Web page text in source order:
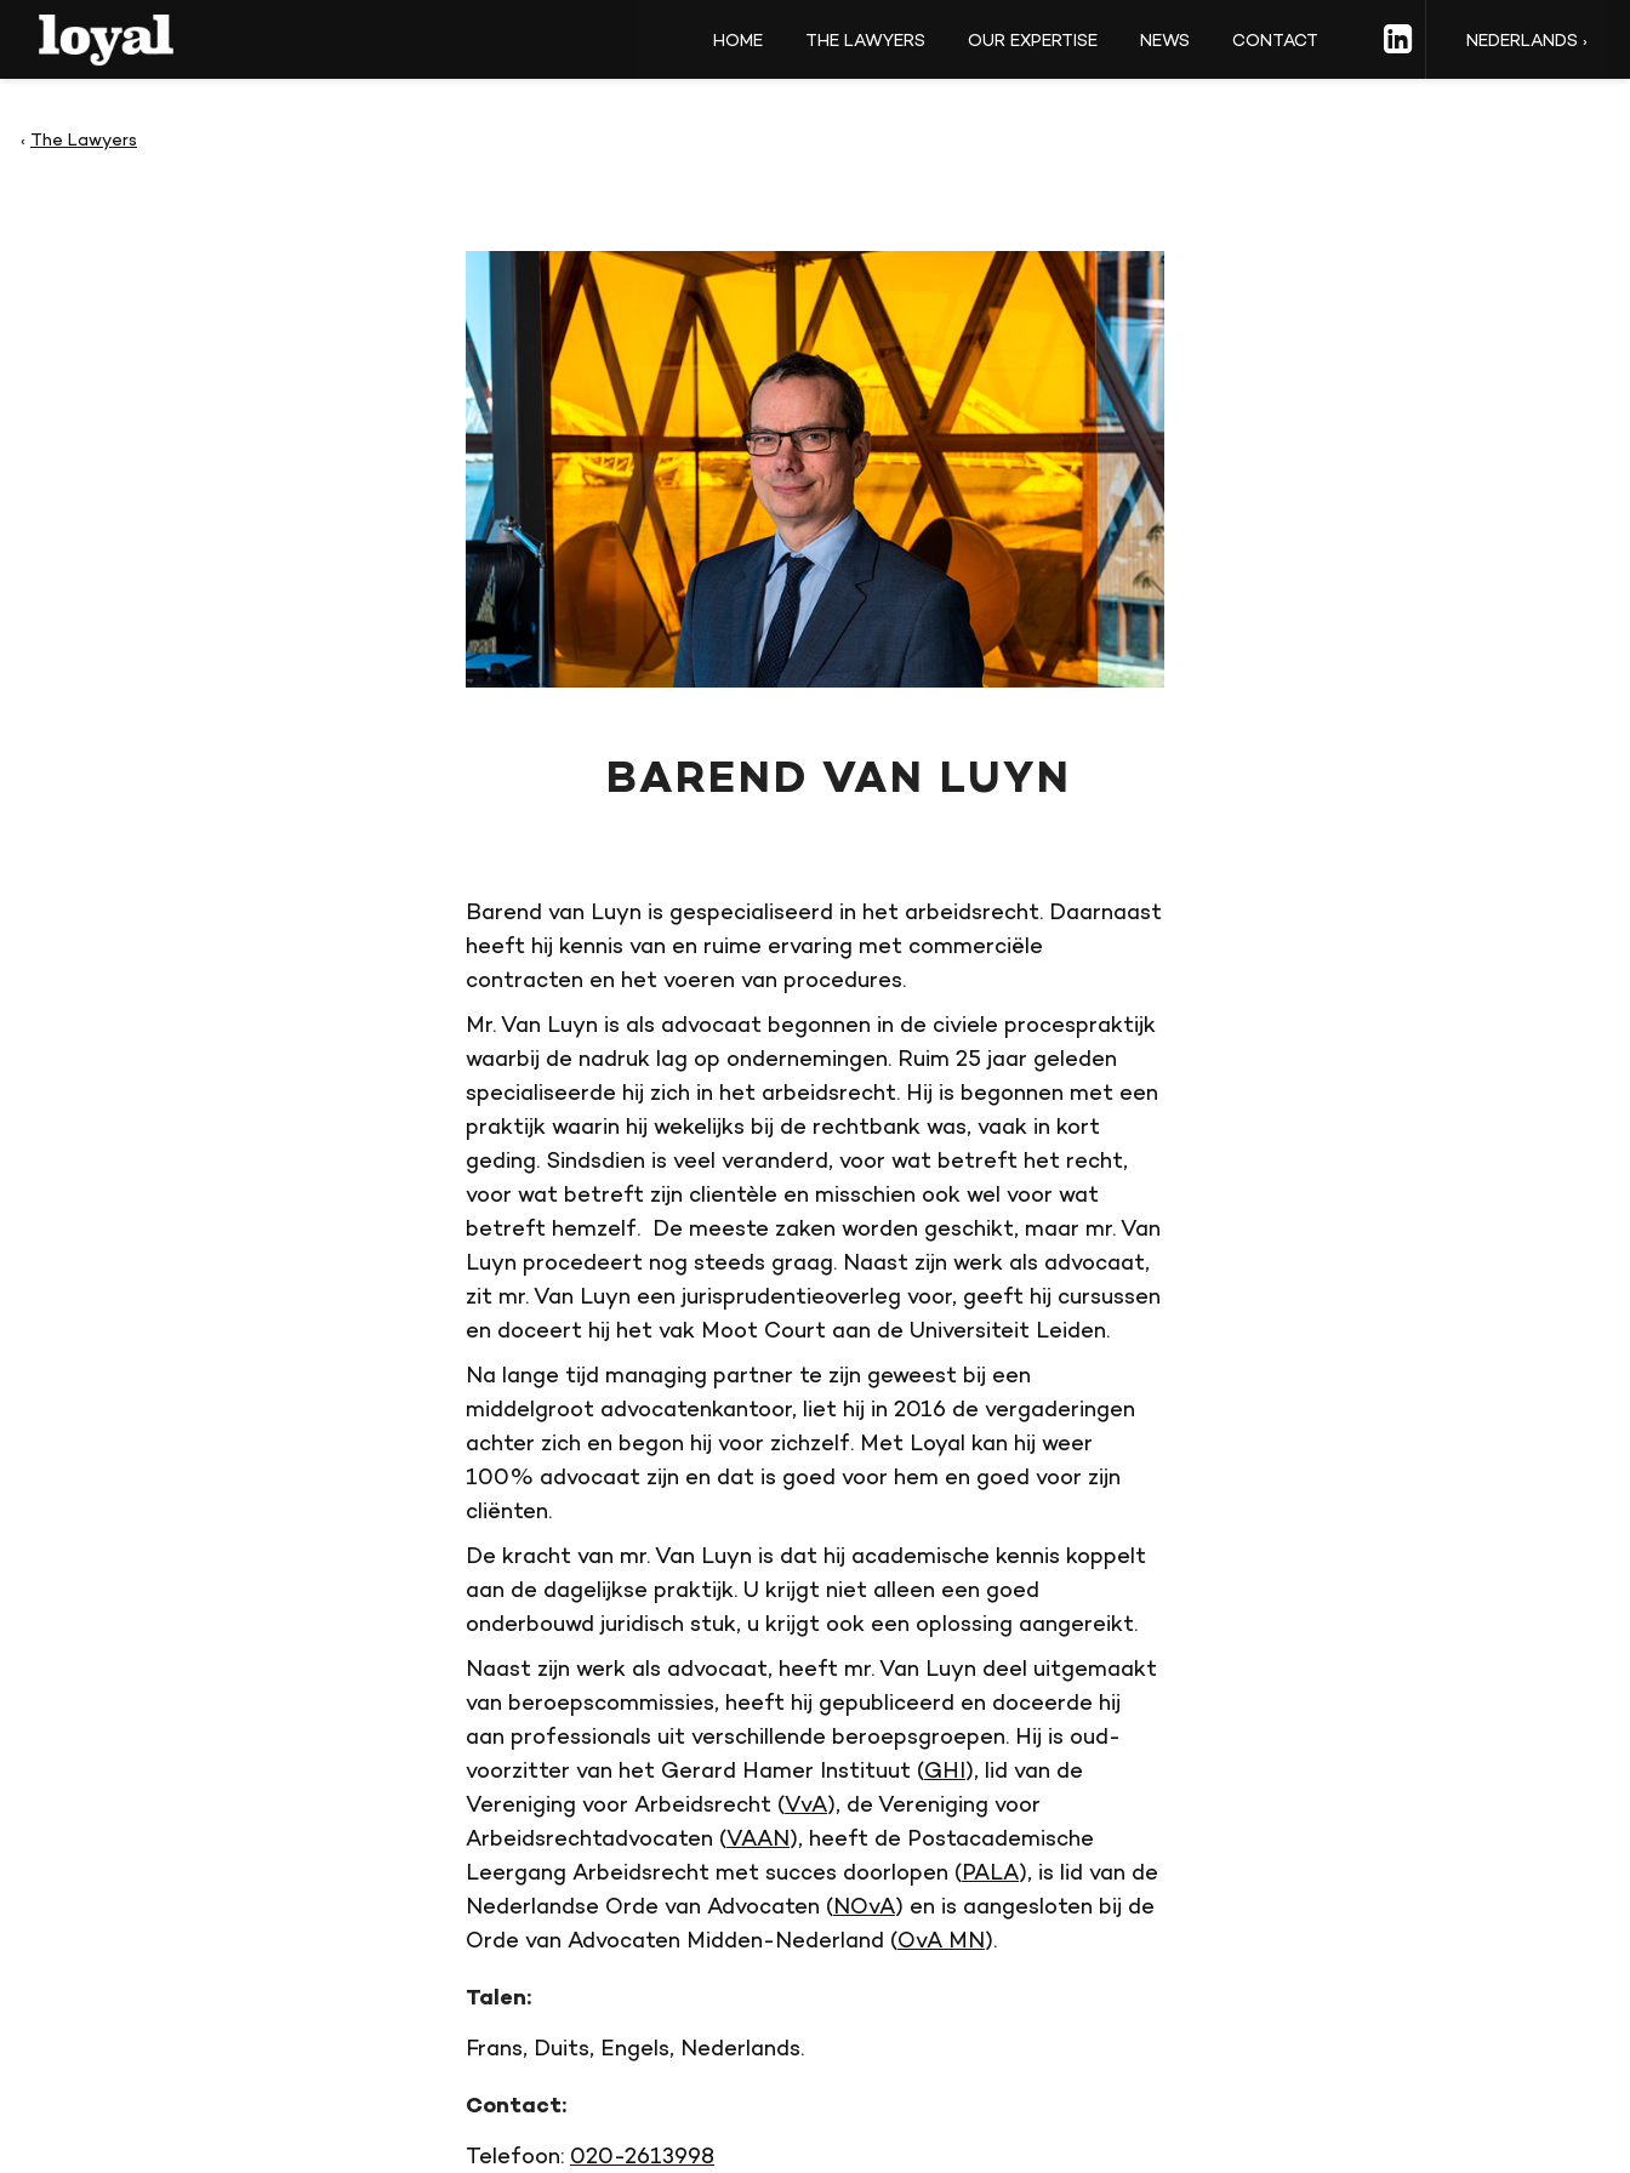
HOME THE LAWYERS OUR EXPERTISE NEWS CONTACT NEDERLANDS ›
The Lawyers
BAREND VAN LUYN
Barend van Luyn is gespecialiseerd in het arbeidsrecht. Daarnaast
heeft hij kennis van en ruime ervaring met commerciële
contracten en het voeren van procedures.
Mr. Van Luyn is als advocaat begonnen in de civiele procespraktijk
waarbij de nadruk lag op ondernemingen. Ruim 25 jaar geleden
specialiseerde hij zich in het arbeidsrecht. Hij is begonnen met een
praktijk waarin hij wekelijks bij de rechtbank was, vaak in kort
geding. Sindsdien is veel veranderd, voor wat betreft het recht,
voor wat betreft zijn clientèle en misschien ook wel voor wat
betreft hemzelf. De meeste zaken worden geschikt, maar mr. Van
Luyn procedeert nog steeds graag. Naast zijn werk als advocaat,
zit mr. Van Luyn een jurisprudentieoverleg voor, geeft hij cursussen
en doceert hij het vak Moot Court aan de Universiteit Leiden.
Na lange tijd managing partner te zijn geweest bij een
middelgroot advocatenkantoor, liet hij in 2016 de vergaderingen
achter zich en begon hij voor zichzelf. Met Loyal kan hij weer
100% advocaat zijn en dat is goed voor hem en goed voor zijn
cliënten.
De kracht van mr. Van Luyn is dat hij academische kennis koppelt
aan de dagelijkse praktijk. U krijgt niet alleen een goed
onderbouwd juridisch stuk, u krijgt ook een oplossing aangereikt.
Naast zijn werk als advocaat, heeft mr. Van Luyn deel uitgemaakt
van beroepscommissies, heeft hij gepubliceerd en doceerde hij
aan professionals uit verschillende beroeps­groepen. Hij is oud-
voorzitter van het Gerard Hamer Instituut (GHI), lid van de
Vereniging voor Arbeidsrecht (VvA), de Vereniging voor
Arbeidsrechtadvocaten (VAAN), heeft de Postacademische
Leergang Arbeidsrecht met succes doorlopen (PALA), is lid van de
Nederlandse Orde van Advocaten (NOvA) en is aangesloten bij de
Orde van Advocaten Midden-Nederland (OvA MN).
Talen:
Frans, Duits, Engels, Nederlands.
Contact:
Telefoon: 020-2613998